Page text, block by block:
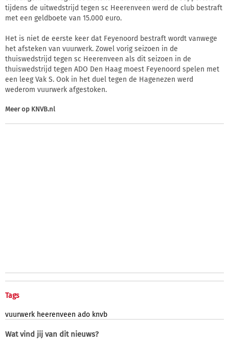
tijdens de uitwedstrijd tegen sc Heerenveen werd de club bestraft
met een geldboete van 15.000 euro.
Het is niet de eerste keer dat Feyenoord bestraft wordt vanwege
het afsteken van vuurwerk. Zowel vorig seizoen in de
thuiswedstrijd tegen sc Heerenveen als dit seizoen in de
thuiswedstrijd tegen ADO Den Haag moest Feyenoord spelen met
een leeg Vak S. Ook in het duel tegen de Hagenezen werd
wederom vuurwerk afgestoken.
Meer op KNVB.nl
Tags
vuurwerk heerenveen ado knvb
Wat vind jij van dit nieuws?